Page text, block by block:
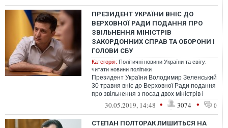
ПРЕЗИДЕНТ УКРАЇНИ ВНІС ДО
ВЕРХОВНОЇ РАДИ ПОДАННЯ ПРО
ЗВІЛЬНЕННЯ МІНІСТРІВ
ЗАКОРДОННИХ СПРАВ ТА ОБОРОНИ І
ГОЛОВИ СБУ
Категорія: Політичні новини України та світу:
читати новини політики
Президент України Володимир Зеленський
30 травня вніс до Верховної Ради подання
про звільнення з посад двох міністрів і
голови Служби безпеки України.
30.05.2019, 14:48 • 3074 • 0
СТЕПАН ПОЛТОРАК ЛИШИТЬСЯ НА